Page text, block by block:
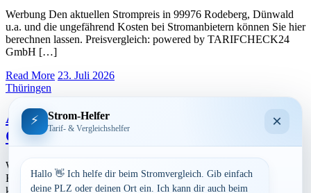
Werbung Den aktuellen Strompreis in 99976 Rodeberg, Dünwald
u.a. und die ungefährend Kosten bei Stromanbietern können Sie hier
berechnen lassen. Preisvergleich: powered by TARIFCHECK24
GmbH […]
Read More 23. Juli 2026
Thüringen
Aktuelle Strompreise in 99991
Großengottern, Heroldishausen
Werbung Den aktuellen Strompreis in 99991 Großengottern,
Heroldishausen und die ungefährend Kosten bei Stromanbietern
können Sie hier berechnen lassen. Preisvergleich: powered by
⚡ Strom-Helfer
Tarif- & Vergleichshelfer ×
Hallo 👋 Ich helfe dir beim Stromvergleich. Gib einfach
deine PLZ oder deinen Ort ein. Ich kann dir auch beim